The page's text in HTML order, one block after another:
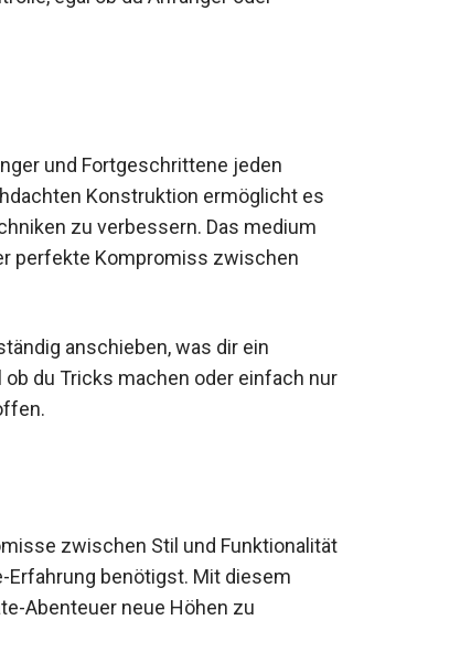
und Fortgeschrittene jeden
Konstruktion ermöglicht es
zu verbessern. Das medium
perfekte Kompromiss zwischen
anschieben, was dir ein
du Tricks machen oder einfach
offen.
zwischen Stil und
Skate-Erfahrung benötigst.
Skate-Abenteuer neue